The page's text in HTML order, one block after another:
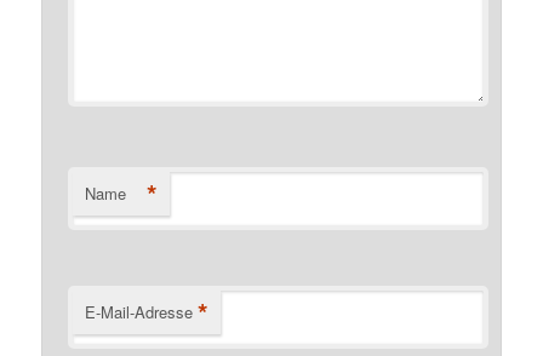
Name *
E-Mail-Adresse *